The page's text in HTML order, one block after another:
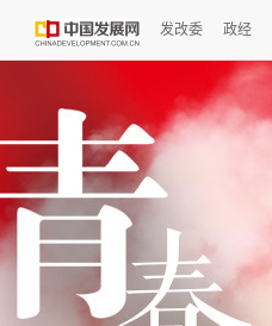
发改委 政经